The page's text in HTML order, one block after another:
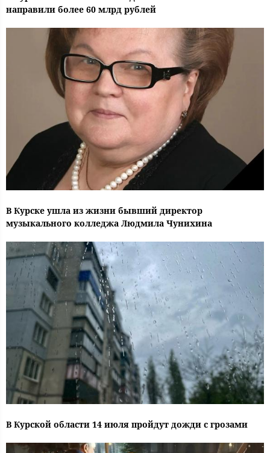
направили более 60 млрд рублей
В Курске ушла из жизни бывший директор
музыкального колледжа Людмила Чунихина
В Курской области 14 июля пройдут дожди с грозами